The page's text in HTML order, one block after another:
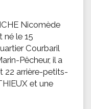
Nicomède
né le 15
Courbaril
Pêcheur, il a
22 arrière-petits-
et une